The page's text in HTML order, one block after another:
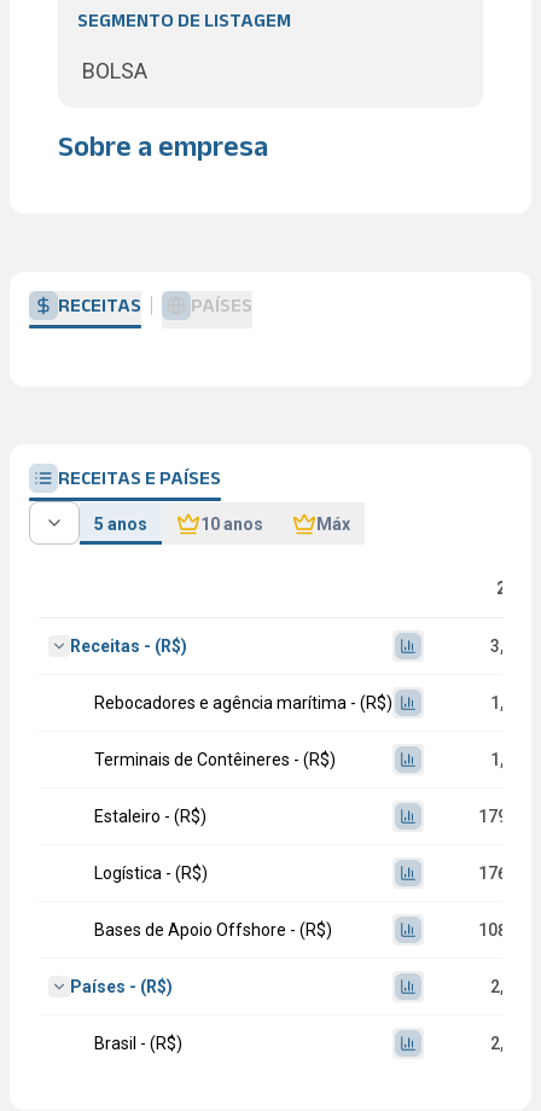
SEGMENTO DE LISTAGEM
BOLSA
Sobre a empresa
RECEITAS PAÍSES
RECEITAS E PAÍSES
5 anos 10 anos Máx
2024
Receitas - (R$) 3,06 bi
Rebocadores e agência marítima - (R$) 1,48 bi
Terminais de Contêineres - (R$) 1,11 bi
Estaleiro - (R$) 179,30
Logística - (R$) 176,94
Bases de Apoio Offshore - (R$) 108,66
Países - (R$) 2,93 bi
Brasil - (R$) 2,93 bi